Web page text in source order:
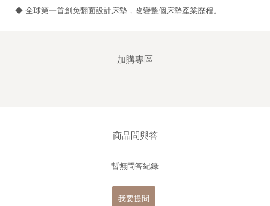
◆ 全球第一首創免翻面設計床墊，改變整個床墊產業歷程。
加購專區
商品問與答
暫無問答紀錄
我要提問